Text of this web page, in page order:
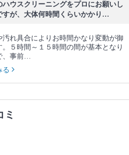
ハウスクリーニングをプロにお願いし
すが、大体何時間くらいかかり…
汚れ具合によりお時間かなり変動が御
。５時間～１５時間の間が基本となり
、事前…
る
ミ